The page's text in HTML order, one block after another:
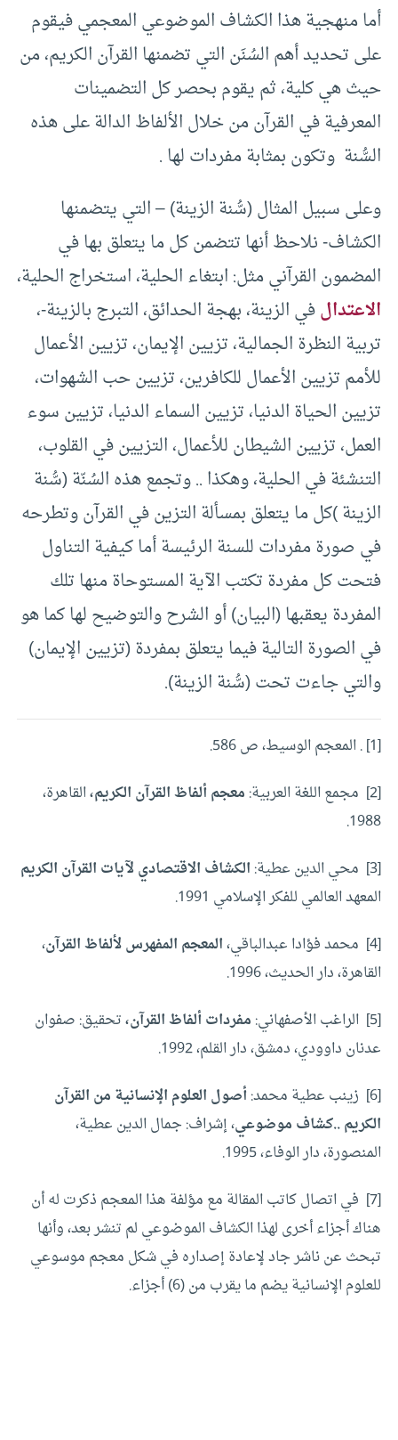
أما منهجية هذا الكشاف الموضوعي المعجمي فيقوم
على تحديد أهم السُنَن التي تضمنها القرآن الكريم، من
حيث هي كلية، ثم يقوم بحصر كل التضمينات
المعرفية في القرآن من خلال الألفاظ الدالة على هذه
السُّنة وتكون بمثابة مفردات لها .
وعلى سبيل المثال (سُّنة الزينة) – التي يتضمنها
الكشاف- نلاحظ أنها تتضمن كل ما يتعلق بها في
المضمون القرآني مثل: ابتغاء الحلية، استخراج الحلية،
الاعتدالفي الزينة، بهجة الحدائق، التبرج بالزينة-،
تربية النظرة الجمالية، تزيين الإيمان، تزيين الأعمال
للأمم تزيين الأعمال للكافرين، تزيين حب الشهوات،
تزيين الحياة الدنيا، تزيين السماء الدنيا، تزيين سوء
العمل، تزيين الشيطان للأعمال، التزيين في القلوب،
التنشئة في الحلية، وهكذا .. وتجمع هذه السُنّة (سُّنة
الزينة )كل ما يتعلق بمسألة التزين في القرآن وتطرحه
في صورة مفردات للسنة الرئيسة أما كيفية التناول
فتحت كل مفردة تكتب الآية المستوحاة منها تلك
المفردة يعقبها (البيان) أو الشرح والتوضيح لها كما هو
في الصورة التالية فيما يتعلق بمفردة (تزيين الإيمان)
والتي جاءت تحت (سُّنة الزينة).
[1] . المعجم الوسيط، ص 586.
[2]
مجمع اللغة العربية: معجم ألفاظ القرآن الكريم،القاهرة،
1988.
[3]
محي الدين عطية: الكشاف الاقتصادي لآيات القرآن الكريم
المعهد العالمي للفكر الإسلامي 1991.
[4]
محمد فؤادا عبدالباقي،المعجم المفهرس لألفاظ القرآن،
القاهرة، دار الحديث، 1996.
[5]
الراغب الأصفهاني: مفردات ألفاظ القرآن،تحقيق: صفوان
عدنان داوودي، دمشق، دار القلم، 1992.
[6]
زينب عطية محمد: أصول العلوم الإنسانية من القرآن
الكريم ..كشاف موضوعي، إشراف: جمال الدين عطية،
المنصورة، دار الوفاء، 1995.
[7]
في اتصال كاتب المقالة مع مؤلفة هذا المعجم ذكرت له أن
هناك أجزاء أخرى لهذا الكشاف الموضوعي لم تنشر بعد، وأنها
تبحث عن ناشر جاد لإعادة إصداره في شكل معجم موسوعي
للعلوم الإنسانية يضم ما يقرب من (6) أجزاء.